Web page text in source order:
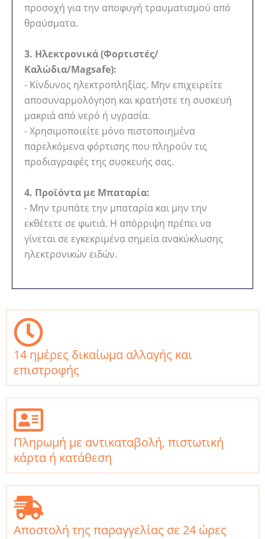
προσοχή για την αποφυγή τραυματισμού από
θραύσματα.
3. Ηλεκτρονικά (Φορτιστές/
Καλώδια/Magsafe):
- Κίνδυνος ηλεκτροπληξίας. Μην επιχειρείτε
αποσυναρμολόγηση και κρατήστε τη συσκευή
μακριά από νερό ή υγρασία.
- Χρησιμοποιείτε μόνο πιστοποιημένα
παρελκόμενα φόρτισης που πληρούν τις
προδιαγραφές της συσκευής σας.
4. Προϊόντα με Μπαταρία:
- Μην τρυπάτε την μπαταρία και μην την
εκθέτετε σε φωτιά. Η απόρριψη πρέπει να
γίνεται σε εγκεκριμένα σημεία ανακύκλωσης
ηλεκτρονικών ειδών.
14 ημέρες δικαίωμα αλλαγής και
επιστροφής
Πληρωμή με αντικαταβολή, πιστωτική
κάρτα ή κατάθεση
Αποστολή της παραγγελίας σε 24 ώρες